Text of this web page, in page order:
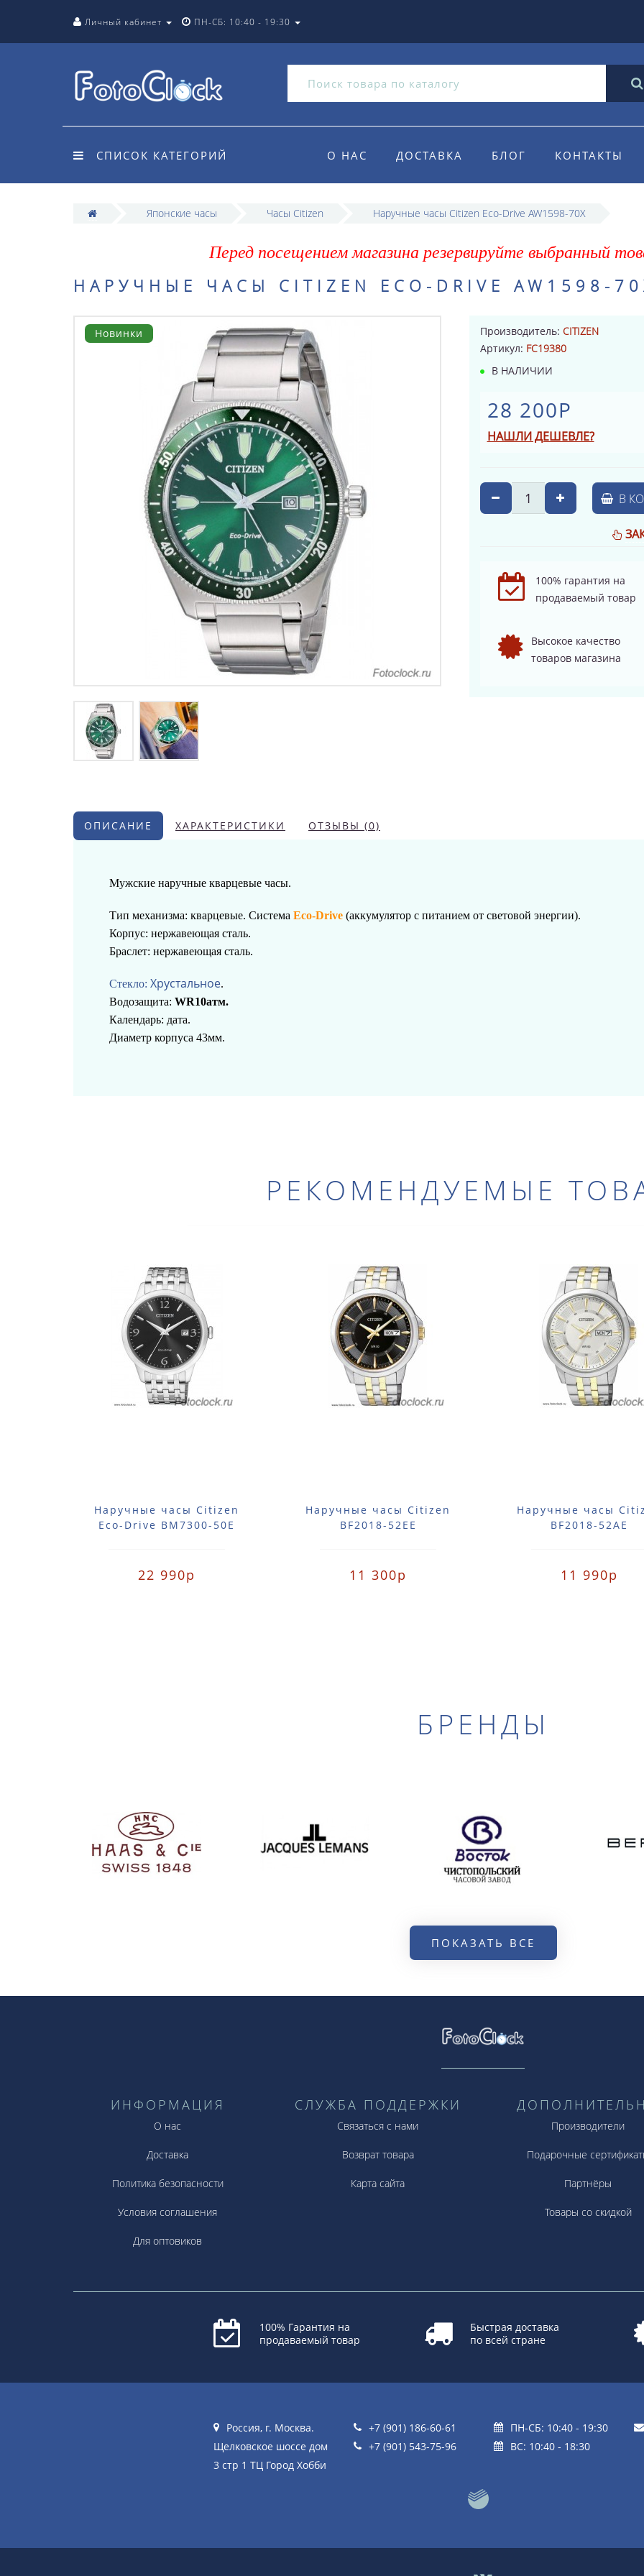
Личный кабинет ПН-СБ: 10:40 - 19:30
СПИСОК КАТЕГОРИЙ О НАС ДОСТАВКА БЛОГ КОНТАКТЫ
Японские часы Часы Citizen Наручные часы Citizen Eco-Drive AW1598-70X
Перед посещением магазина резервируйте выбранный
НАРУЧНЫЕ ЧАСЫ CITIZEN ECO-DRIVE AW1598-
Новинки Производитель: CITIZEN
Артикул: FC19380
В НАЛИЧИИ
28 200Р
НАШЛИ ДЕШЕВЛЕ?
В
100% гарантия на
продаваемый товар
Высокое качество
товаров магазина
ОПИСАНИЕ ХАРАКТЕРИСТИКИ ОТЗЫВЫ (0)
Мужские наручные кварцевые часы.
Тип механизма: кварцевые. Система Eco-Drive (аккумулятор с питанием от световой энергии).
Корпус: нержавеющая сталь.
Браслет: нержавеющая сталь.
Стекло: Хрустальное.
Водозащита: WR10атм.
Календарь: дата.
Диаметр корпуса 43мм.
РЕКОМЕНДУЕМЫЕ
Наручные часы Citizen
Eco-Drive BM7300-50E
22 990р
Наручные часы Citizen
BF2018-52EE
11 300р
Наручные часы
BF2018-52AE
11 990р
БРЕНДЫ
ПОКАЗАТЬ ВСЕ
ИНФОРМАЦИЯ
О нас
Доставка
Политика безопасности
Условия соглашения
Для оптовиков
СЛУЖБА ПОДДЕРЖКИ
Связаться с нами
Возврат товара
Карта сайта
Производители
Подарочные
Партнёры
Товары со скидкой
100% Гарантия на
продаваемый товар
Быстрая доставка
по всей стране
Россия, г. Москва.
Щелковское шоссе дом
3 стр 1 ТЦ Город Хобби
+7 (901) 186-60-61
+7 (901) 543-75-96
ПН-СБ: 10:40 - 19:30
ВС: 10:40 - 18:30